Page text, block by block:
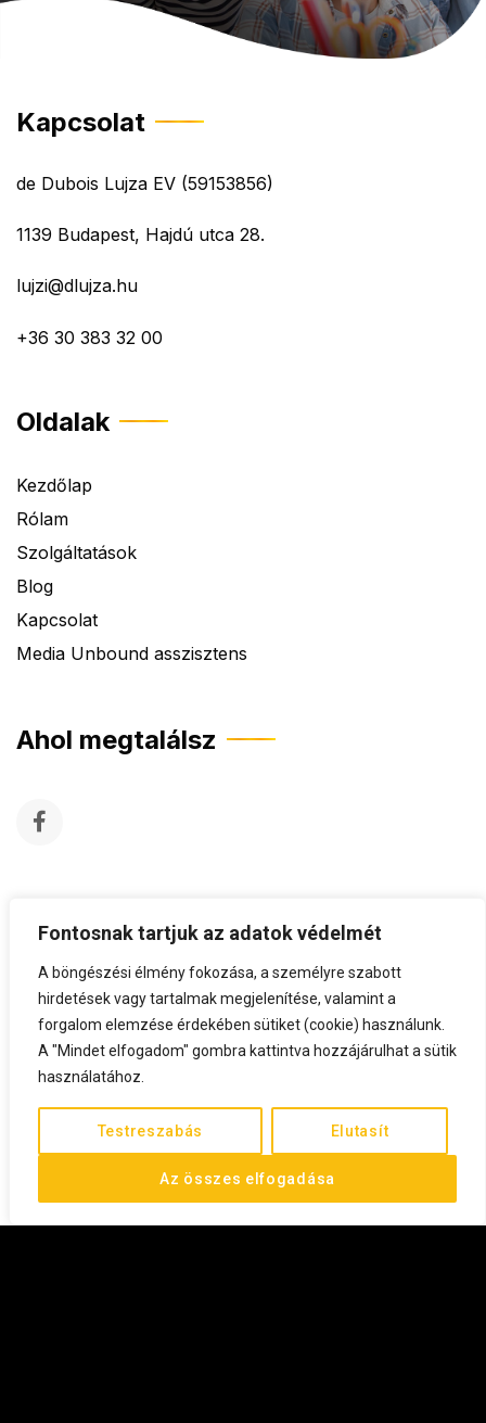
Fontosnak tartjuk az adatok védelmét
A böngészési élmény fokozása, a személyre szabott
hirdetések vagy tartalmak megjelenítése, valamint a
forgalom elemzése érdekében sütiket (cookie) használunk.
A "Mindet elfogadom" gombra kattintva hozzájárulhat a sütik
használatához.
Testreszabás Elutasít
Az összes elfogadása
Kapcsolat
de Dubois Lujza EV (59153856)
1139 Budapest, Hajdú utca 28.
lujzi@dlujza.hu
+36 30 383 32 00
Oldalak
Kezdőlap
Rólam
Szolgáltatások
Blog
Kapcsolat
Media Unbound asszisztens
Ahol megtalálsz